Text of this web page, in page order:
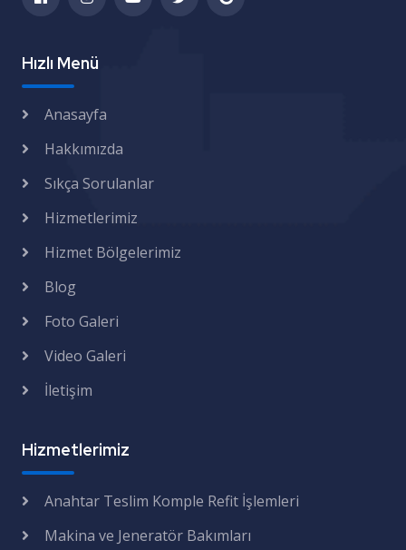
Hızlı Menü
Anasayfa
Hakkımızda
Sıkça Sorulanlar
Hizmetlerimiz
Hizmet Bölgelerimiz
Blog
Foto Galeri
Video Galeri
İletişim
Hizmetlerimiz
Anahtar Teslim Komple Refit İşlemleri
Makina ve Jeneratör Bakımları